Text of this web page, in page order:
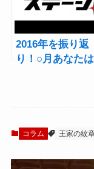
2016年を振り返
り！○月あなた
コラム 王家の紋